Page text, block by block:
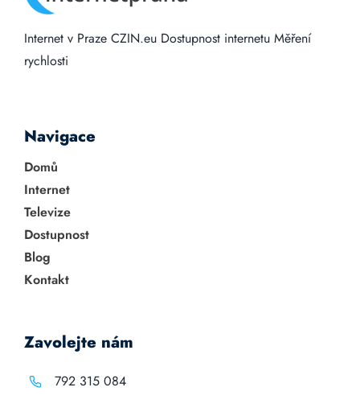
Internet v Praze CZIN.eu Dostupnost internetu Měření
rychlosti
Navigace
Domů
Internet
Televize
Dostupnost
Blog
Kontakt
Zavolejte nám
792 315 084